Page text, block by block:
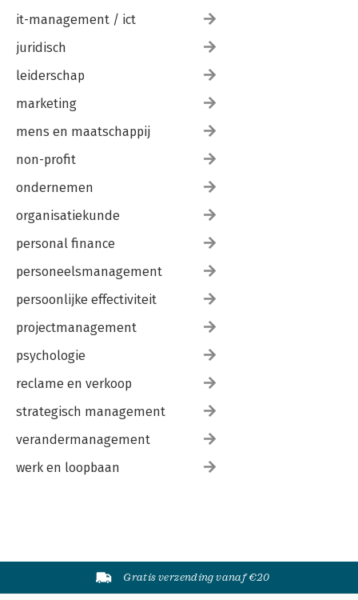
it-management / ict
juridisch
leiderschap
marketing
mens en maatschappij
non-profit
ondernemen
organisatiekunde
personal finance
personeelsmanagement
persoonlijke effectiviteit
projectmanagement
psychologie
reclame en verkoop
strategisch management
verandermanagement
werk en loopbaan
Gratis verzending vanaf €20